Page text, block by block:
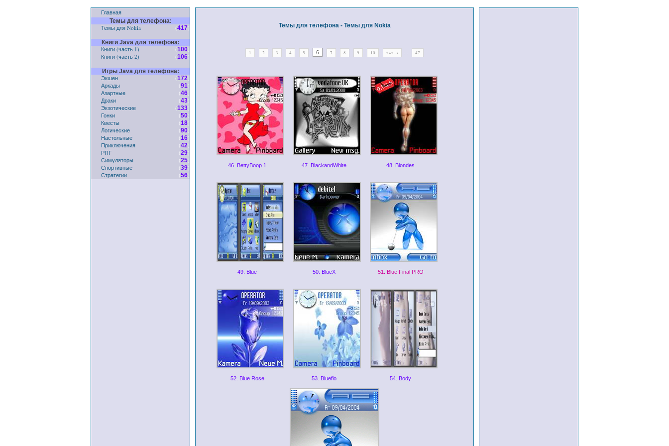
Главная
Темы для телефона:
Темы для Nokia (417)
Книги Java для телефона:
Книги (часть 1) (100)
Книги (часть 2)
(106)
Игры Java для телефона:
Экшен (172)
Аркады
(91)
Азартные
(46)
Драки
(43)
Экзотические
(133)
Гонки
(50)
Квесты
(18)
Логические
(90)
Настольные
(16)
Приключения
(42)
РПГ
(29)
Симуляторы
(25)
Спортивные
(39)
Стратегии
(56)
Темы для телефона - Темы для Nokia
1 2 3 4 5 6 7 8 9 10 »»»→ .... 47
46. BettyBoop 1 47. BlackandWhite 48. Blondes
49. Blue 50. BlueX 51. Blue Final PRO
52. Blue Rose 53. Blueflo 54. Body